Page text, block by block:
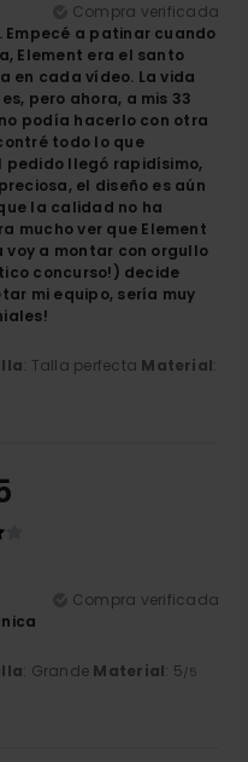
Compra verificada
Empecé a patinar cuando
Element era el santo
en cada vídeo. La vida
pero ahora, a mis 33
podía hacerlo con otra
todo lo que
pedido llegó rapidísimo,
el diseño es aún
la calidad no ha
mucho ver que Element
voy a montar con orgullo
concurso!) decide
mi equipo, sería muy
: Talla perfecta Material:
Compra verificada
: Grande Material: 5/5